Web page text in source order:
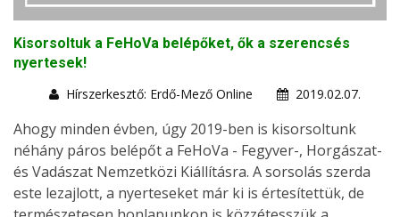
Kisorsoltuk a FeHoVa belépőket, ők a szerencsés
nyertesek!
Hírszerkesztő: Erdő-Mező Online
2019.02.07.
Ahogy minden évben, úgy 2019-ben is kisorsoltunk
néhány páros belépőt a FeHoVa - Fegyver-, Horgászat-
és Vadászat Nemzetközi Kiállításra. A sorsolás szerda
este lezajlott, a nyerteseket már ki is értesítettük, de